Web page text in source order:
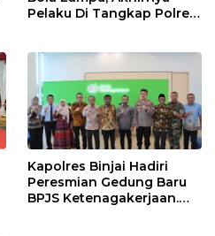
Pelaku Di Tangkap Polres
Kapolres Binjai Hadiri
Peresmian Gedung Baru
BPJS Ketenagakerjaan.